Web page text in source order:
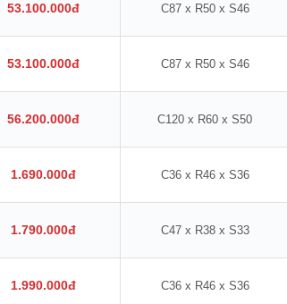
53.100.000đ C87 x R50 x S46
53.100.000đ C87 x R50 x S46
56.200.000đ C120 x R60 x S50
1.690.000đ C36 x R46 x S36
1.790.000đ C47 x R38 x S33
1.990.000đ C36 x R46 x S36